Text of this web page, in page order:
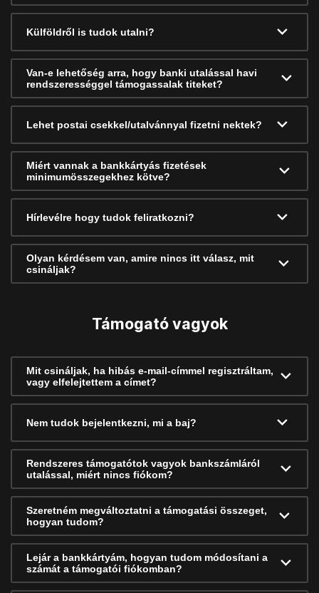
Külföldről is tudok utalni?
Van-e lehetőség arra, hogy banki utalással havi
rendszerességgel támogassalak titeket?
Lehet postai csekkel/utalvánnyal fizetni nektek?
Miért vannak a bankkártyás fizetések
minimumösszegekhez kötve?
Hírlevélre hogy tudok feliratkozni?
Olyan kérdésem van, amire nincs itt válasz, mit
csináljak?
Támogató vagyok
Mit csináljak, ha hibás e-mail-címmel regisztráltam,
vagy elfelejtettem a címet?
Nem tudok bejelentkezni, mi a baj?
Rendszeres támogatótok vagyok bankszámláról
utalással, miért nincs fiókom?
Szeretném megváltoztatni a támogatási összeget,
hogyan tudom?
Lejár a bankkártyám, hogyan tudom módosítani a
számát a támogatói fiókomban?